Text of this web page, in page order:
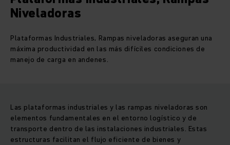
Niveladoras
Plataformas Industriales, Rampas niveladoras aseguran una
máxima productividad en las más difíciles condiciones de
manejo de carga en andenes.
Las plataformas industriales y las rampas niveladoras son
elementos fundamentales en el entorno logístico y de
transporte dentro de las instalaciones industriales. Estas
estructuras facilitan el flujo eficiente de bienes y